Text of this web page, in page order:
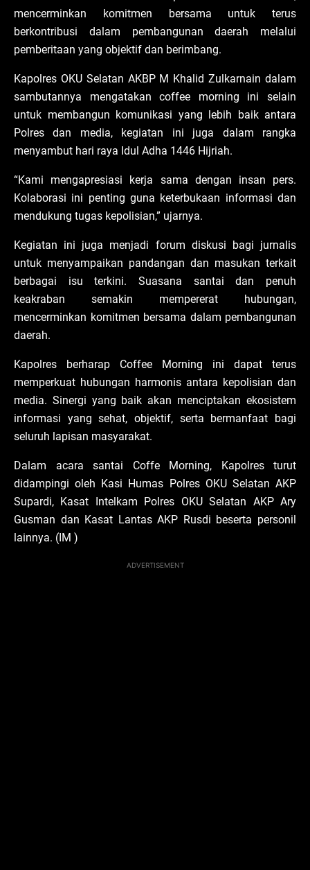
mencerminkan komitmen bersama untuk terus
berkontribusi dalam pembangunan daerah melalui
pemberitaan yang objektif dan berimbang.
Kapolres OKU Selatan AKBP M Khalid Zulkarnain dalam
sambutannya mengatakan coffee morning ini selain
untuk membangun komunikasi yang lebih baik antara
Polres dan media, kegiatan ini juga dalam rangka
menyambut hari raya Idul Adha 1446 Hijriah.
“Kami mengapresiasi kerja sama dengan insan pers.
Kolaborasi ini penting guna keterbukaan informasi dan
mendukung tugas kepolisian,” ujarnya.
Kegiatan ini juga menjadi forum diskusi bagi jurnalis
untuk menyampaikan pandangan dan masukan terkait
berbagai isu terkini. Suasana santai dan penuh
keakraban semakin mempererat hubungan,
mencerminkan komitmen bersama dalam pembangunan
daerah.
Kapolres berharap Coffee Morning ini dapat terus
memperkuat hubungan harmonis antara kepolisian dan
media. Sinergi yang baik akan menciptakan ekosistem
informasi yang sehat, objektif, serta bermanfaat bagi
seluruh lapisan masyarakat.
Dalam acara santai Coffe Morning, Kapolres turut
didampingi oleh Kasi Humas Polres OKU Selatan AKP
Supardi, Kasat Intelkam Polres OKU Selatan AKP Ary
Gusman dan Kasat Lantas AKP Rusdi beserta personil
lainnya. (IM )
ADVERTISEMENT